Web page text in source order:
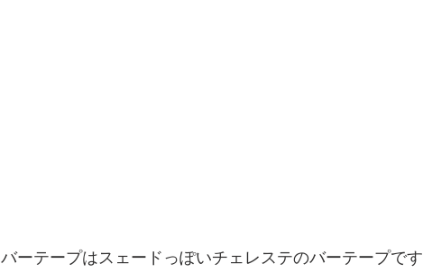
バーテープはスェードっぽいチェレステのバーテープです